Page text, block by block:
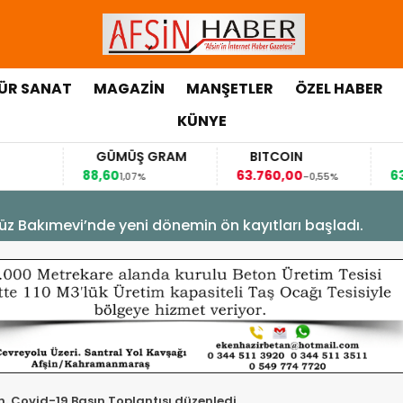
SANAT MAGAZİN MANŞETLER ÖZEL HABER
KÜNYE
GÜMÜŞ GRAM
BITCOIN
-0,55%
63,1184
Bakımevi’nde yeni dönemin ön kayıtları başladı.